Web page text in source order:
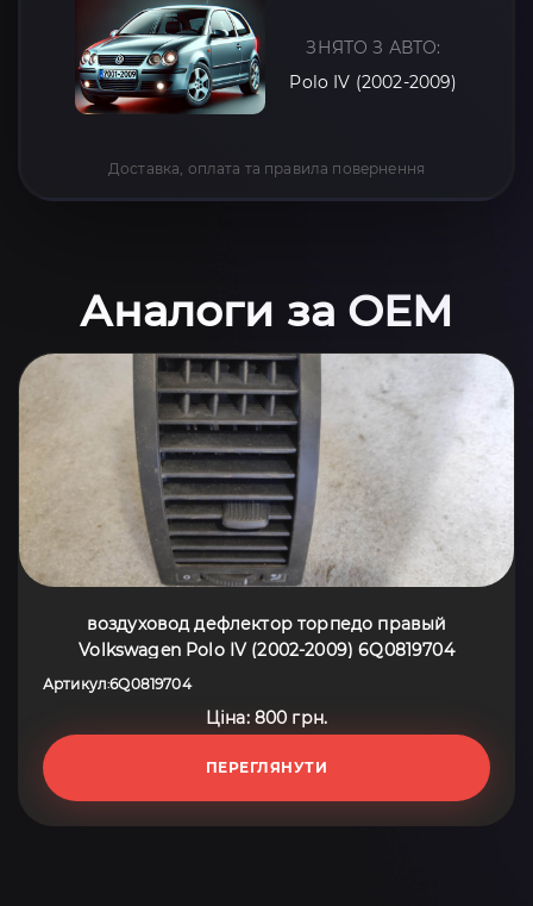
ЗНЯТО З АВТО:
Polo IV (2002-2009)
Доставка, оплата та правила повернення
Аналоги за OEM
воздуховод дефлектор торпедо правый
Volkswagen Polo IV (2002-2009) 6Q0819704
Артикул:6Q0819704
Ціна: 800 грн.
ПЕРЕГЛЯНУТИ